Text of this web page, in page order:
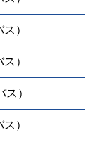
）
）
）
）